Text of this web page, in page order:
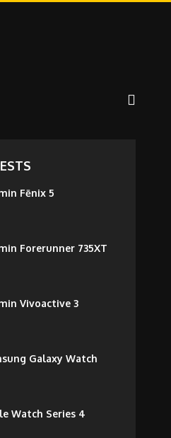
Fēnix 5
Forerunner 735XT
Vivoactive 3
Galaxy Watch
Watch Series 4